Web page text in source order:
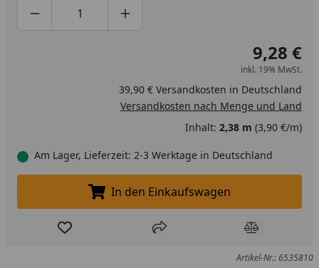
Produktmenge um eins verringern
Produktmenge manuell eingeben
Produktmenge um eins erhöhen
9,28 €
inkl. 19% MwSt.
39,90 € Versandkosten in Deutschland
Versandkosten nach Menge und Land
Inhalt: 2,38 m (3,90 €/m)
Am Lager, Lieferzeit: 2-3 Werktage in Deutschland
In den Einkaufswagen legen
In den Einkaufswagen
Produkt zur Wunschliste hinzufügen
Teilen Produkt
Artikel-Nr.: 6535810